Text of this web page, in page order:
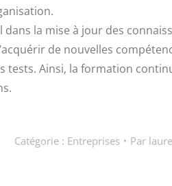
la mise à jour des
de nouvelles
Ainsi, la formation
Catégorie : Entreprises Par